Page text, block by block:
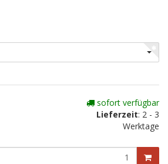
sofort verfügbar
Lieferzeit: 2 - 3
Werktage